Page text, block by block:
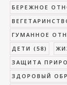
БЕРЕЖНОЕ
ГУМАННОЕ
ДЕТИ (58)
ЗАЩИТА
ЗДОРОВЫЙ